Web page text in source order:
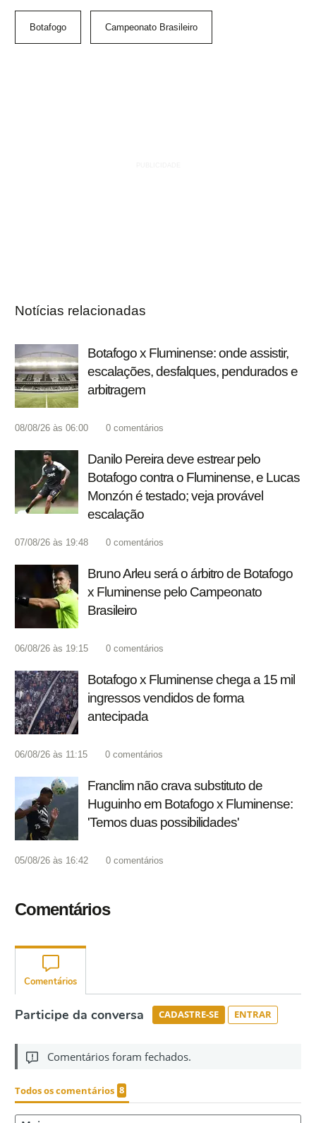
Botafogo Campeonato Brasileiro
Notícias relacionadas
Botafogo x Fluminense: onde assistir,
escalações, desfalques, pendurados e
arbitragem
08/08/26 às 06:00 0 comentários
Danilo Pereira deve estrear pelo
Botafogo contra o Fluminense, e Lucas
Monzón é testado; veja provável
escalação
07/08/26 às 19:48 0 comentários
Bruno Arleu será o árbitro de Botafogo
x Fluminense pelo Campeonato
Brasileiro
06/08/26 às 19:15 0 comentários
Botafogo x Fluminense chega a 15 mil
ingressos vendidos de forma
antecipada
06/08/26 às 11:15 0 comentários
Franclim não crava substituto de
Huguinho em Botafogo x Fluminense:
'Temos duas possibilidades'
05/08/26 às 16:42 0 comentários
Comentários